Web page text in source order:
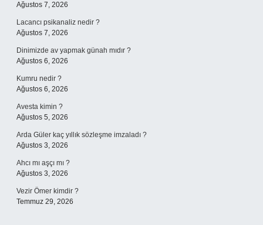
Ağustos 7, 2026
Lacancı psikanaliz nedir ?
Ağustos 7, 2026
Dinimizde av yapmak günah mıdır ?
Ağustos 6, 2026
Kumru nedir ?
Ağustos 6, 2026
Avesta kimin ?
Ağustos 5, 2026
Arda Güler kaç yıllık sözleşme imzaladı ?
Ağustos 3, 2026
Ahcı mı aşçı mı ?
Ağustos 3, 2026
Vezir Ömer kimdir ?
Temmuz 29, 2026